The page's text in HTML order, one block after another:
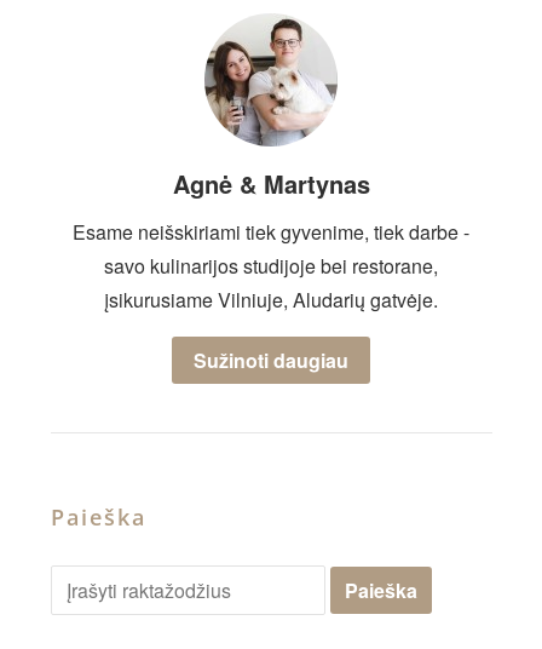
Agnė & Martynas
Esame neišskiriami tiek gyvenime, tiek darbe -
savo kulinarijos studijoje bei restorane,
įsikurusiame Vilniuje, Aludarių gatvėje.
Sužinoti daugiau
Paieška